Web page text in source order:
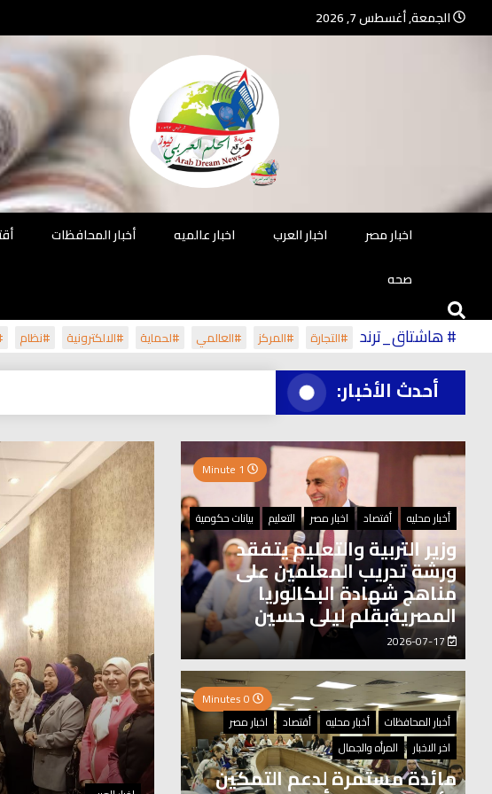
الجمعة, أغسطس 7, 2026
جريدة مستقلة – صحافة تضيئ لك الواقع
اخبار مصر
اخبار العرب اخبار عالميه أخبار المحافظات
صحه
# هاشتاق_ترند #التجارة #المركز #العالمي #لحماية #الالكترونية #نظام 2007
أحدث الأخبار:
أخبار محليه أقتصاد اخبار مصر التعليم بيانات حكومية
وزير التربية والتعليم يتفقد
ورشة تدريب المعلمين على
مناهج شهادة البكالوريا
المصريةبقلم ليلى حسين
2026-07-17
أخبار المحافظات
أخبار محليه أقتصاد
اخبار مصر
اخر الاخبار
المرأه والجمال
مائدة مستمرة لدعم التمكين
0 Minutes